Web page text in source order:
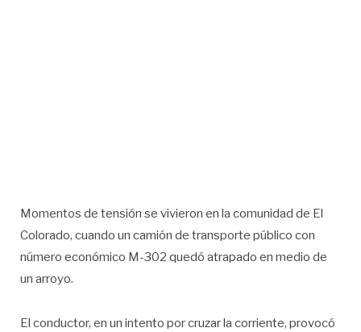
Momentos de tensión se vivieron en la comunidad de El
Colorado, cuando un camión de transporte público con
número económico M-302 quedó atrapado en medio de
un arroyo.
El conductor, en un intento por cruzar la corriente, provocó